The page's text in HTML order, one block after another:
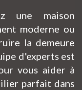
une maison
moderne ou
la demeure
d'experts est
vous aider à
parfait dans